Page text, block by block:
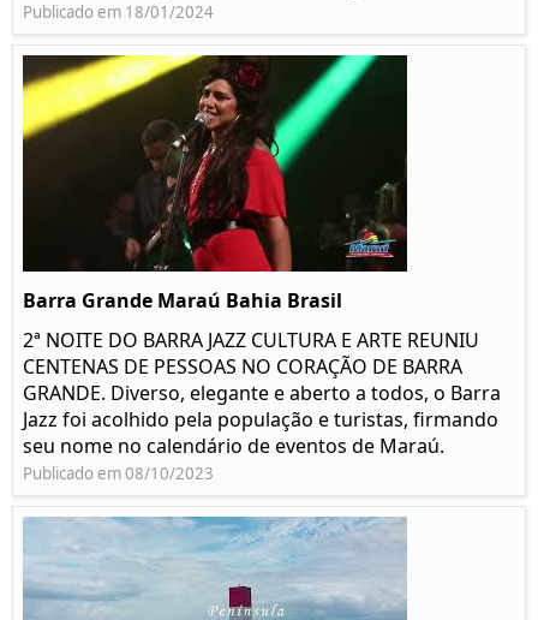
Publicado em 18/01/2024
Barra Grande Maraú Bahia Brasil
2ª NOITE DO BARRA JAZZ CULTURA E ARTE REUNIU
CENTENAS DE PESSOAS NO CORAÇÃO DE BARRA
GRANDE. Diverso, elegante e aberto a todos, o Barra
Jazz foi acolhido pela população e turistas, firmando
seu nome no calendário de eventos de Maraú.
Publicado em 08/10/2023